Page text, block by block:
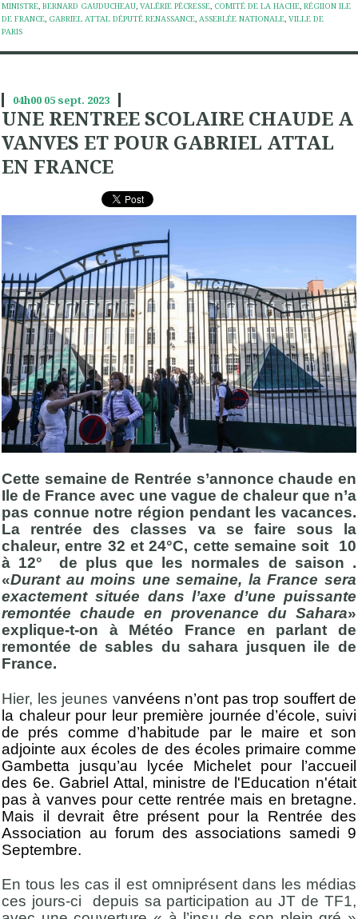
MINISTRE, BERNARD GAUDUCHEAU, VALÉRIE PÉCRESSE, COMITÉ DE LA HACHE, RÉGIION ILE
DE FRANCE, GABRIEL ATTAL DÉPUTÉ RENASSANCE, ASSEBLÉE NATIONALE, VILLE DE
PARIS
04h00 05 sept. 2023
UNE RENTREE SCOLAIRE CHAUDE A
VANVES ET POUR GABRIEL ATTAL
EN FRANCE
Cette semaine de Rentrée s’annonce chaude en
Ile de France avec une vague de chaleur que n’a
pas connue notre région pendant les vacances.
La rentrée des classes va se faire sous la
chaleur, entre 32 et 24°C, cette semaine soit 10
à 12° de plus que les normales de saison .
«Durant au moins une semaine, la France sera
exactement située dans l’axe d’une puissante
remontée chaude en provenance du Sahara»
explique-t-on à Météo France en parlant de
remontée de sables du sahara jusquen ile de
France.
Hier, les jeunes vanvéens n’ont pas trop souffert de
la chaleur pour leur première journée d’école, suivi
de prés comme d’habitude par le maire et son
adjointe aux écoles de des écoles primaire comme
Gambetta jusqu’au lycée Michelet pour l’accueil
des 6e. Gabriel Attal, ministre de l'Education n'était
pas à vanves pour cette rentrée mais en bretagne.
Mais il devrait être présent pour la Rentrée des
Association au forum des associations samedi 9
Septembre.
En tous les cas il est omniprésent dans les médias
ces jours-ci depuis sa participation au JT de TF1,